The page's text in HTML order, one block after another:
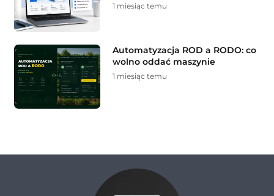
1 miesiąc temu
Automatyzacja ROD a RODO: co
wolno oddać maszynie
1 miesiąc temu